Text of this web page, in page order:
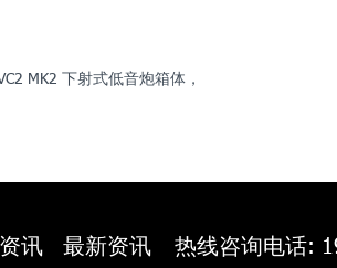
MK2 下射式低音炮箱体，
讯 最新资讯 热线咨询电话: